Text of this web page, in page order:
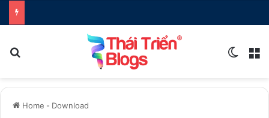
Home - Download